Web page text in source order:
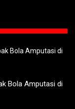
Bola Amputasi di